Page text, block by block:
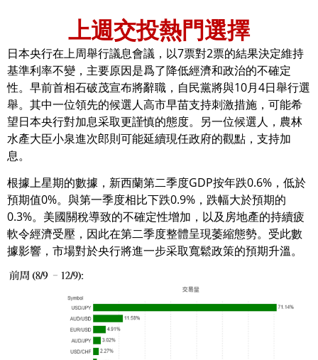
上週交投熱門選擇
日本央行在上周舉行議息會議，以7票對2票的結果決定維持
基準利率不變，主要原因是爲了降低經濟和政治的不確定
性。早前首相石破茂宣布將辭職，自民黨將與10月4日舉行選
舉。其中一位領先的候選人高市早苗支持刺激措施，可能希
望日本央行對加息采取更謹慎的態度。另一位候選人，農林
水產大臣小泉進次郎則可能延續現任政府的觀點，支持加
息。
根據上星期的數據，新西蘭第二季度GDP按年跌0.6%，低於
預期值0%。與第一季度相比下跌0.9%，跌幅大於預期的
0.3%。美國關稅導致的不確定性增加，以及房地產的持續疲
軟令經濟受壓，因此在第二季度整體呈現萎縮態勢。受此數
據影響，市場對於央行將進一步采取寬鬆政策的預期升溫。